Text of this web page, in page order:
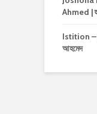
Ahmed |
Istition –
আহমেদ